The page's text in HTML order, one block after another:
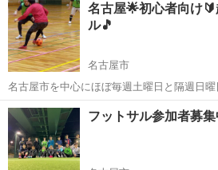
名古屋🌟初心者向け
ル🎵
名古屋市
名古屋市を中心にほぼ毎週土曜日と隔週日
す！ 空調完備の体育館でやっているので天候も気温も気にせずにフッ
トサルできますよ☺️ 地元出身はもちろん県外出身も多く、寂しがりな
方や人見知りな方でも...
愛知 名古屋市 スポーツ 60代
フットサル参加者募集